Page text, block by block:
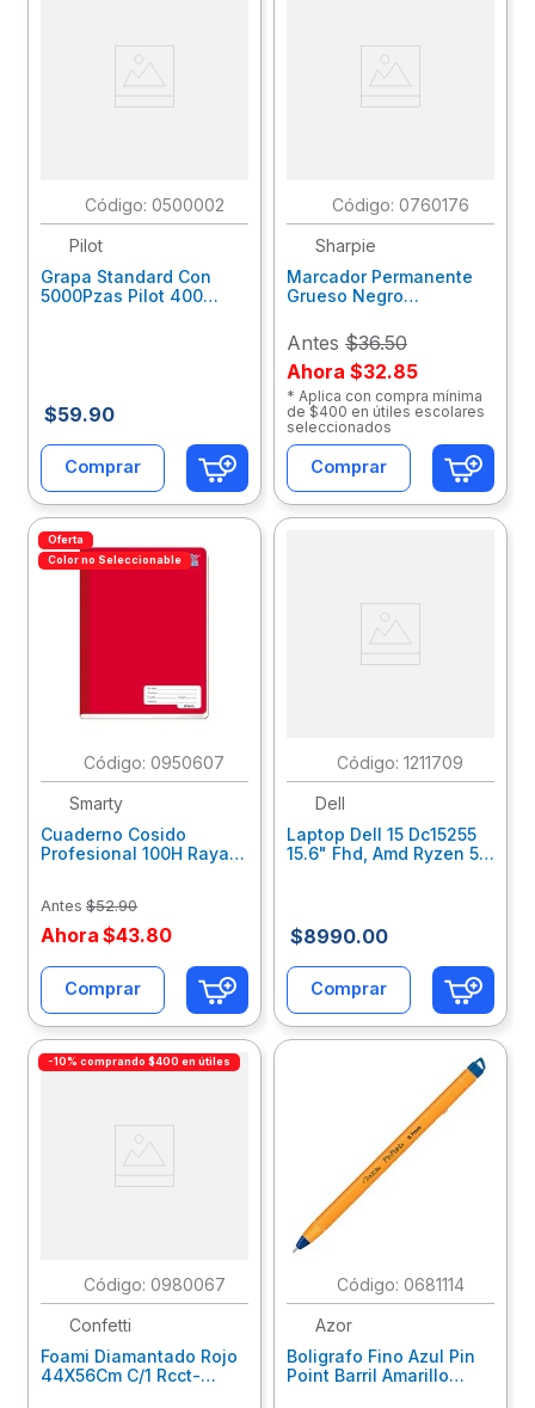
: 0500002
Pilot
Grapa Standard Con
5000Pzas Pilot 400
$59.90
Comprar
: 0760176
Sharpie
Marcador Permanente
Grueso Negro
Antes $36.50
Ahora $32.85
* Aplica con compra mínima
de $400 en útiles escolares
seleccionados
Comprar
Oferta
Color no Seleccionable
: 0950607
Smarty
Cuaderno Cosido
Profesional 100H Rayas
Antes $52.90
Ahora $43.80
Comprar
: 1211709
Dell
Laptop Dell 15 Dc15255
15.6" Fhd, Amd Ryzen 5-
$8990.00
Comprar
-10% comprando $400 en útiles
: 0980067
Confetti
Foami Diamantado Rojo
44X56Cm C/1 Rcct-
: 0681114
Azor
Boligrafo Fino Azul Pin
Point Barril Amarillo